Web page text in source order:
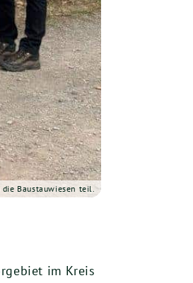
Baustauwiesen teil.
im Kreis